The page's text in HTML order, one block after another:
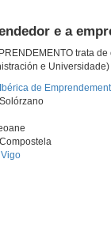
e a
trata
e
de